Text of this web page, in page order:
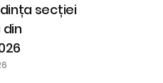
secției